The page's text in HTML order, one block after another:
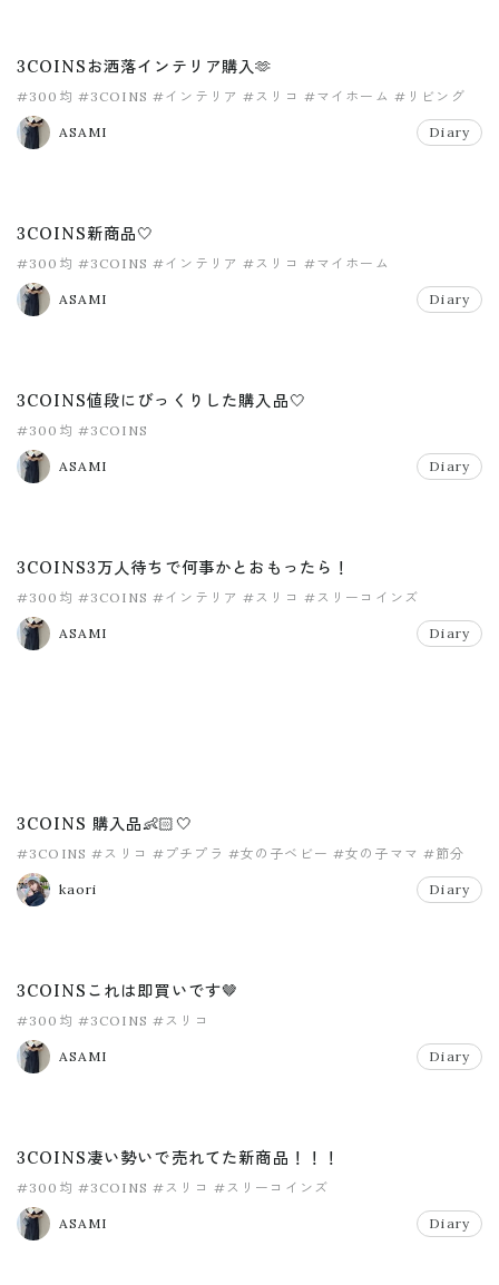
3COINSお洒落インテリア購入🫶
#300均 #3COINS #インテリア #スリコ #マイホーム #リビング
ASAMI Diary
3COINS新商品🤍
#300均 #3COINS #インテリア #スリコ #マイホーム
ASAMI Diary
3COINS値段にびっくりした購入品🤍
#300均 #3COINS
ASAMI Diary
3COINS3万人待ちで何事かとおもったら！
#300均 #3COINS #インテリア #スリコ #スリーコインズ
ASAMI Diary
3COINS 購入品👶🏻🤍
#3COINS #スリコ #プチプラ #女の子ベビー #女の子ママ #節分
kaori Diary
3COINSこれは即買いです🤎
#300均 #3COINS #スリコ
ASAMI Diary
3COINS凄い勢いで売れてた新商品！！！
#300均 #3COINS #スリコ #スリーコインズ
ASAMI Diary